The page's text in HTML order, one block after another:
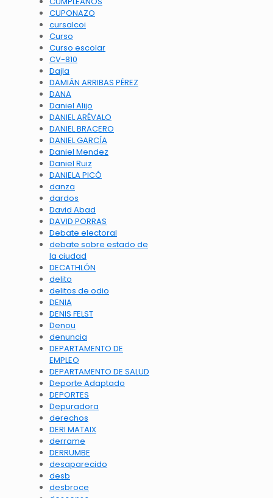
CUPONAZO
cursalcoi
Curso
Curso escolar
CV-810
Dajla
DAMIÁN ARRIBAS PÉREZ
DANA
Daniel Alijo
DANIEL ARÉVALO
DANIEL BRACERO
DANIEL GARCÍA
Daniel Mendez
Daniel Ruiz
DANIELA PICÓ
danza
dardos
David Abad
DAVID PORRAS
Debate electoral
debate sobre estado de
la ciudad
DECATHLÓN
delito
delitos de odio
DENIA
DENIS FELST
Denou
denuncia
DEPARTAMENTO DE
EMPLEO
DEPARTAMENTO DE SALUD
Deporte Adaptado
DEPORTES
Depuradora
derechos
DERI MATAIX
derrame
DERRUMBE
desaparecido
desb
desbroce